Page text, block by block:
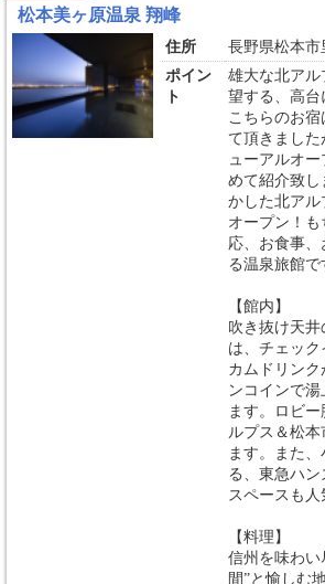
松本美ヶ原温泉 翔峰
住所
長野県松本市
ポイン
ト
雄大な北ア
望する、高台
こちらのお
て頂きました
ューアルオ
めて紹介致
かした北ア
オープン！
応、お食事、
る温泉旅館で
【館内】
吹き抜け天
は、チェッ
カムドリンク
ンコインで
ます。ロビ
ルプス＆松
ます。また
る、東急ハ
スペースも人
【料理】
信州を味わい
間”と愉しむ